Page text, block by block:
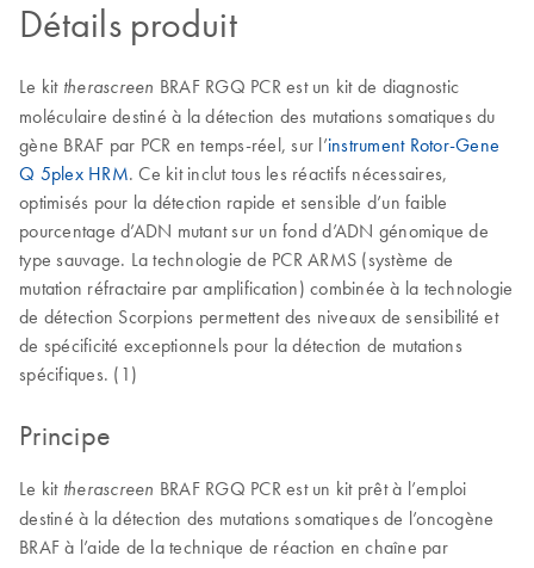
Détails produit
Le kit therascreen BRAF RGQ PCR est un kit de diagnostic
moléculaire destiné à la détection des mutations somatiques du
gène BRAF par PCR en temps-réel, sur l’instrument Rotor-Gene
Q 5plex HRM. Ce kit inclut tous les réactifs nécessaires,
optimisés pour la détection rapide et sensible d’un faible
pourcentage d’ADN mutant sur un fond d’ADN génomique de
type sauvage. La technologie de PCR ARMS (système de
mutation réfractaire par amplification) combinée à la technologie
de détection Scorpions permettent des niveaux de sensibilité et
de spécificité exceptionnels pour la détection de mutations
spécifiques. (1)
Principe
Le kit therascreen BRAF RGQ PCR est un kit prêt à l’emploi
destiné à la détection des mutations somatiques de l’oncogène
BRAF à l’aide de la technique de réaction en chaîne par